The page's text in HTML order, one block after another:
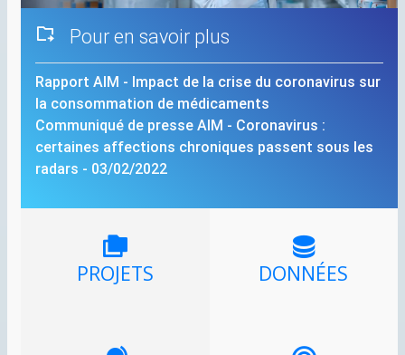
Pour en savoir plus
Rapport AIM - Impact de la crise du coronavirus sur
la consommation de médicaments
Communiqué de presse AIM - Coronavirus :
certaines affections chroniques passent sous les
radars - 03/02/2022
PROJETS DONNÉES